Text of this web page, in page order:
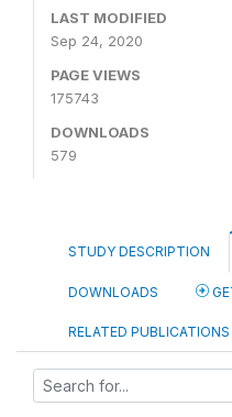
LAST MODIFIED
Sep 24, 2020
PAGE VIEWS
175743
DOWNLOADS
579
STUDY DESCRIPTION
DOWNLOADS
RELATED PUBLICATIONS